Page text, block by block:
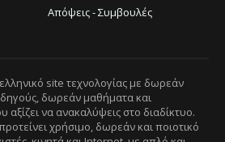
Απόψεις - Συμβουλές
site τεχνολογίας με δωρεάν
δωρεάν μαθήματα και
αξίζει να ανακαλύψεις στο διαδίκτυο.
χρήσιμο, δωρεάν και ποιοτικό